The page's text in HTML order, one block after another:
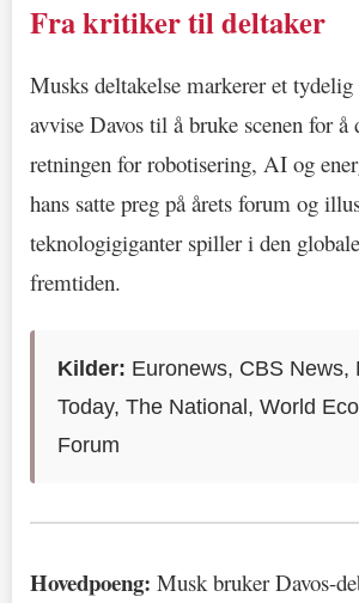
Fra kritiker til deltaker
Musks deltakelse markerer et
avvise Davos til å bruke scenen for å
retningen for robotisering, AI og
hans satte preg på årets forum og
teknologigiganter spiller i den
fremtiden.
Kilder: Euronews, CBS News,
Today, The National, World
Forum
Hovedpoeng: Musk bruker Davos-